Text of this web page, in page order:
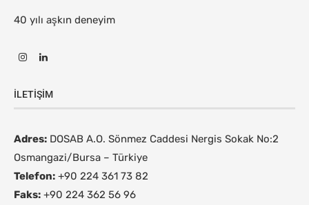
40 yılı aşkın deneyim
İLETIŞIM
Adres: DOSAB A.O. Sönmez Caddesi Nergis Sokak No:2
Osmangazi/Bursa – Türkiye
Telefon: +90 224 361 73 82
Faks: +90 224 362 56 96